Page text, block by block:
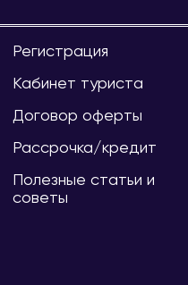
Регистрация
Кабинет туриста
Договор оферты
Рассрочка/кредит
Полезные статьи и
советы